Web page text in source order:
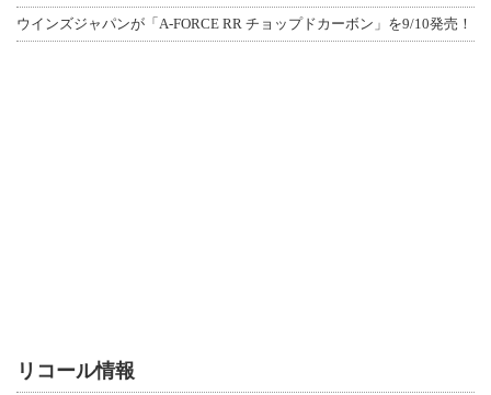
ウインズジャパンが「A-FORCE RR チョップドカーボン」を9/10発売！
リコール情報